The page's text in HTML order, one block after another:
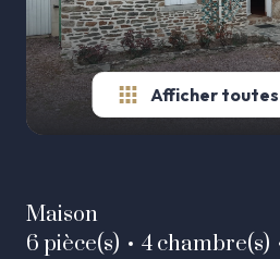
CONTACT
Afficher
Maison
6 pièce(s)
4 chambre(s)